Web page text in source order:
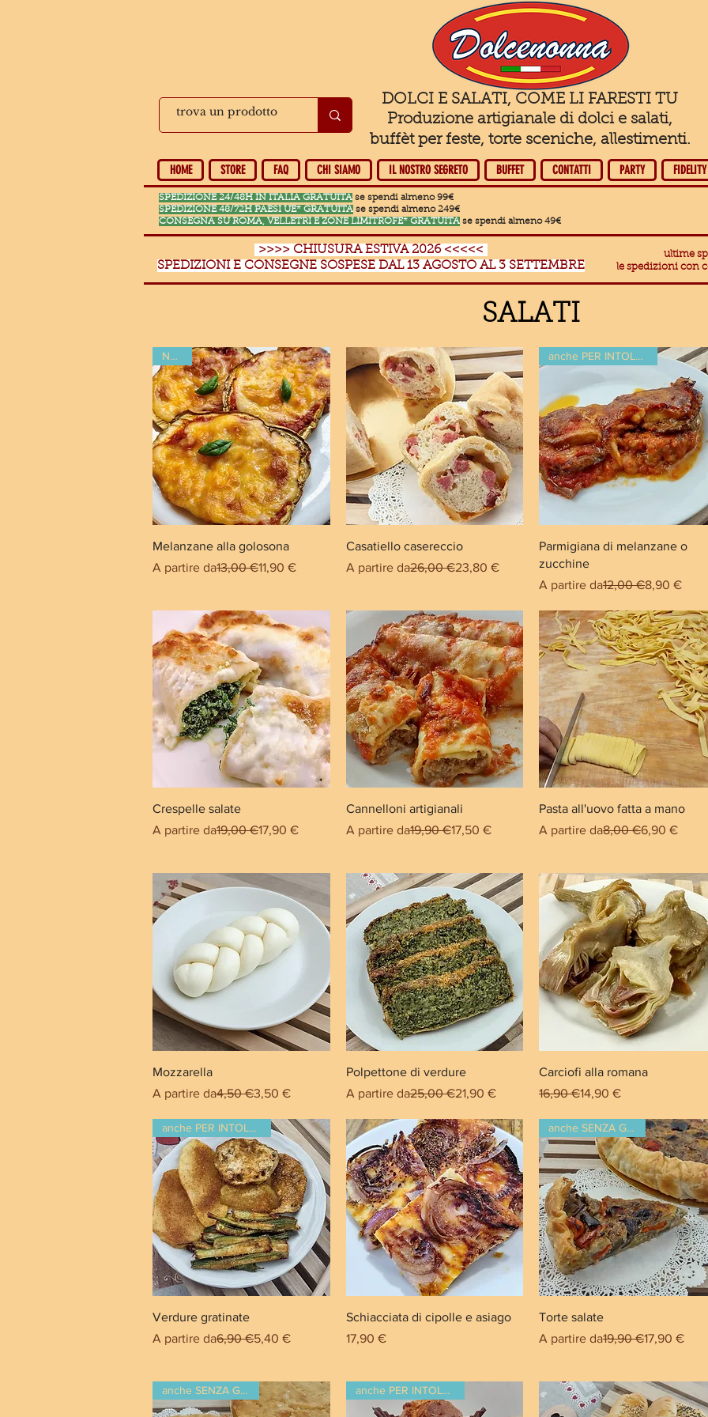
DOLCI E SALATI, COME LI FARESTI TU
Produzione artigianale di dolci e salati,
buffèt per feste, torte sceniche, allestimenti.
HOME STORE FAQ CHI SIAMO IL NOSTRO SEGRETO BUFFET CONTATTI PARTY FIDELITY
SPEDIZIONE 24/48H IN ITALIA GRATUITA se spendi almeno 99€
SPEDIZIONE 48/72H PAESI UE* GRATUITA se spendi almeno 249€
CONSEGNA SU ROMA, VELLETRI E ZONE LIMITROFE* GRATUITA se spendi almeno 49€
>>>> CHIUSURA ESTIVA 2026 <<<<<
SPEDIZIONI E CONSEGNE SOSPESE DAL 13 AGOSTO AL 3 SETTEMBRE
ultime
le spedizioni con
SALATI
Novità
Melanzane alla golosona
A partire da
Prezzo regolare13,00 €11,90 €
Prezzo scontato
Casatiello casereccio
A partire da
Prezzo regolare26,00 €23,80 €
Prezzo scontato
anche PER INTOLLERANTI
Parmigiana di melanzane o
zucchine
A partire da
Prezzo regolare12,00 €8,90 €
Prezzo
Crespelle salate
A partire da
Prezzo regolare19,00 €17,90 €
Prezzo scontato
Cannelloni artigianali
A partire da
Prezzo regolare19,90 €17,50 €
Prezzo scontato
Pasta all'uovo fatta a mano
A partire da
Prezzo regolare
8,00 €6,90 €
Prezzo
Mozzarella
A partire da
Prezzo regolare
4,50 €3,50 €
Prezzo scontato
Polpettone di verdure
A partire da
Prezzo regolare25,00 €21,90 €
Prezzo scontato
Carciofi alla romana
Prezzo regolare
16,90 €
Prezzo scontato
14,90 €
anche PER INTOLLERANTI
Verdure gratinate
A partire da
Prezzo regolare
6,90 €5,40 €
Prezzo scontato
Schiacciata di cipolle e asiago
Prezzo
17,90 €
anche SENZA GLUTINE
Torte salate
A partire da
Prezzo regolare19,90 €17,90 €
Prezzo
anche SENZA GLUTINE anche PER INTOLLERANTI